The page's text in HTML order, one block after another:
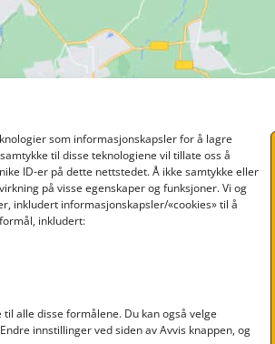
som informasjonskapsler for å lagre
til disse teknologiene vil tillate oss å
ID-er på dette nettstedet. Å ikke samtykke eller
på visse egenskaper og funksjoner. Vi og
inkludert informasjonskapsler/«cookies» til å
inkludert:
alle disse formålene. Du kan også velge
innstillinger ved siden av Avvis knappen, og
Rådal